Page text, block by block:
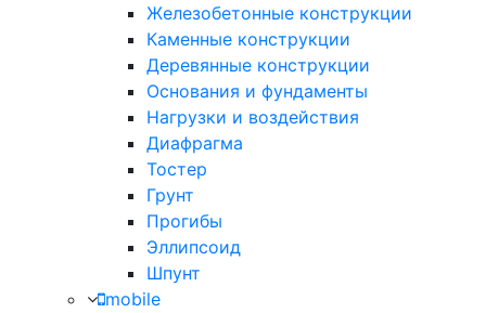
Железобетонные конструкции
Каменные конструкции
Деревянные конструкции
Основания и фундаменты
Нагрузки и воздействия
Диафрагма
Тостер
Грунт
Прогибы
Эллипсоид
Шпунт
mobile